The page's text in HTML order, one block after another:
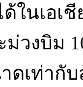
ในเอเ
วงบิม
เท่ากั